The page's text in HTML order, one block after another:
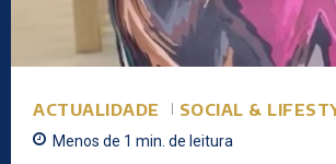
ACTUALIDADE SOCIAL &
Menos de 1 min. de leitura